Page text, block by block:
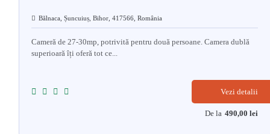
Bălnaca, Șuncuiuș, Bihor, 417566, România
Cameră de 27-30mp, potrivită pentru două persoane. Camera dublă
superioară îți oferă tot ce...
Vezi detalii
De la 490,00 lei